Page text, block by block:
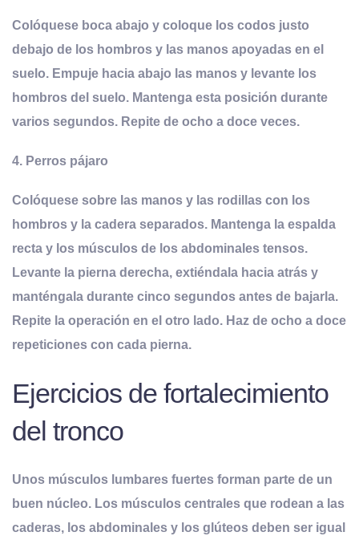
Colóquese boca abajo y coloque los codos justo
debajo de los hombros y las manos apoyadas en el
suelo. Empuje hacia abajo las manos y levante los
hombros del suelo. Mantenga esta posición durante
varios segundos. Repite de ocho a doce veces.
4. Perros pájaro
Colóquese sobre las manos y las rodillas con los
hombros y la cadera separados. Mantenga la espalda
recta y los músculos de los abdominales tensos.
Levante la pierna derecha, extiéndala hacia atrás y
manténgala durante cinco segundos antes de bajarla.
Repite la operación en el otro lado. Haz de ocho a doce
repeticiones con cada pierna.
Ejercicios de fortalecimiento
del tronco
Unos músculos lumbares fuertes forman parte de un
buen núcleo. Los músculos centrales que rodean a las
caderas, los abdominales y los glúteos deben ser igual